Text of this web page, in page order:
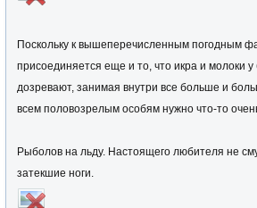
Поскольку к вышеперечисленным погодным
присоединяется еще и то, что икра и молоки
дозревают, занимая внутри все больше и
всем половозрелым особям нужно что-то
Рыболов на льду. Настоящего любителя не
затекшие ноги.